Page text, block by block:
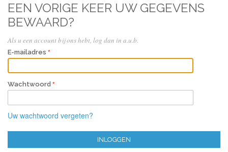
EEN VORIGE KEER UW GEGEVENS
BEWAARD?
Als u een account bij ons hebt, log dan in a.u.b.
E-mailadres
Wachtwoord
Uw wachtwoord vergeten?
INLOGGEN